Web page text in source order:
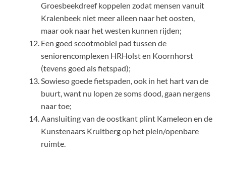
Groesbeekdreef koppelen zodat mensen vanuit
Kralenbeek niet meer alleen naar het oosten,
maar ook naar het westen kunnen rijden;
Een goed scootmobiel pad tussen de
seniorencomplexen HRHolst en Koornhorst
(tevens goed als fietspad);
Sowieso goede fietspaden, ook in het hart van de
buurt, want nu lopen ze soms dood, gaan nergens
naar toe;
Aansluiting van de oostkant plint Kameleon en de
Kunstenaars Kruitberg op het plein/openbare
ruimte.